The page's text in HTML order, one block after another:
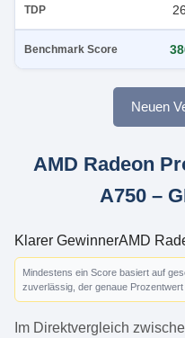
TDP
Benchmark Score
Neuen
AMD Radeon
A750 –
Klarer GewinnerAMD
Mindestens ein Score basiert auf
zuverlässig, der genaue Prozentwert
Im Direktvergleich